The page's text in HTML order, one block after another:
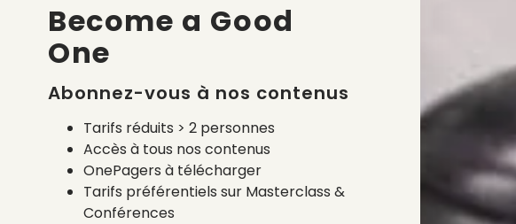
Become a Good
One
Abonnez-vous à nos contenus
Tarifs réduits > 2 personnes
Accès à tous nos contenus
OnePagers à télécharger
Tarifs préférentiels sur Masterclass &
Conférences